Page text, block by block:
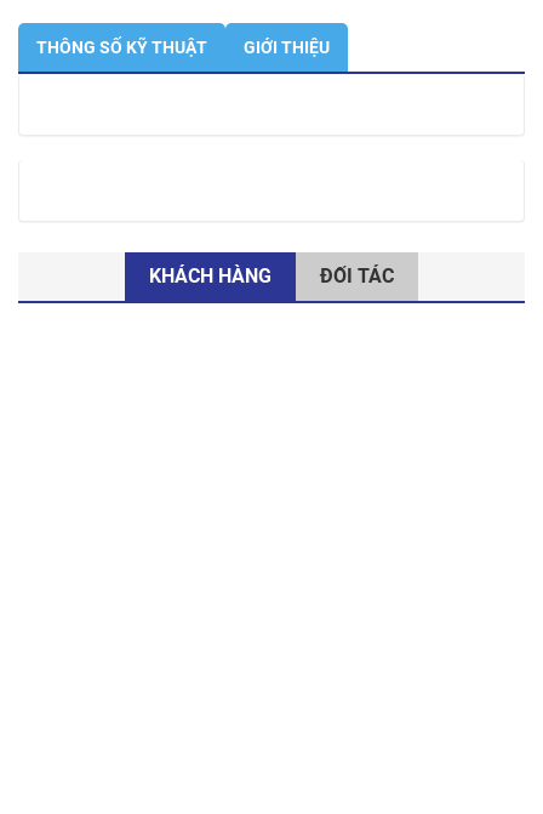
01689)
THÔNG SỐ KỸ THUẬT GIỚI THIỆU
KHÁCH HÀNG ĐỐI TÁC